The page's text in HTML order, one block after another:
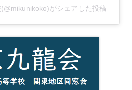
がシェアした投稿